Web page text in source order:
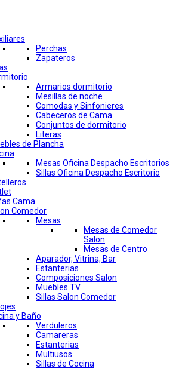
Perchas
Zapateros
Armarios dormitorio
Mesillas de noche
Comodas y Sinfonieres
Cabeceros de Cama
Conjuntos de dormitorio
Literas
de Plancha
Mesas Oficina Despacho Escritorios
Sillas Oficina Despacho Escritorio
Cama
Comedor
Mesas
Mesas de Comedor
Salon
Mesas de Centro
Aparador, Vitrina, Bar
Estanterias
Composiciones Salon
Muebles TV
Sillas Salon Comedor
y Baño
Verduleros
Camareras
Estanterias
Multiusos
Sillas de Cocina